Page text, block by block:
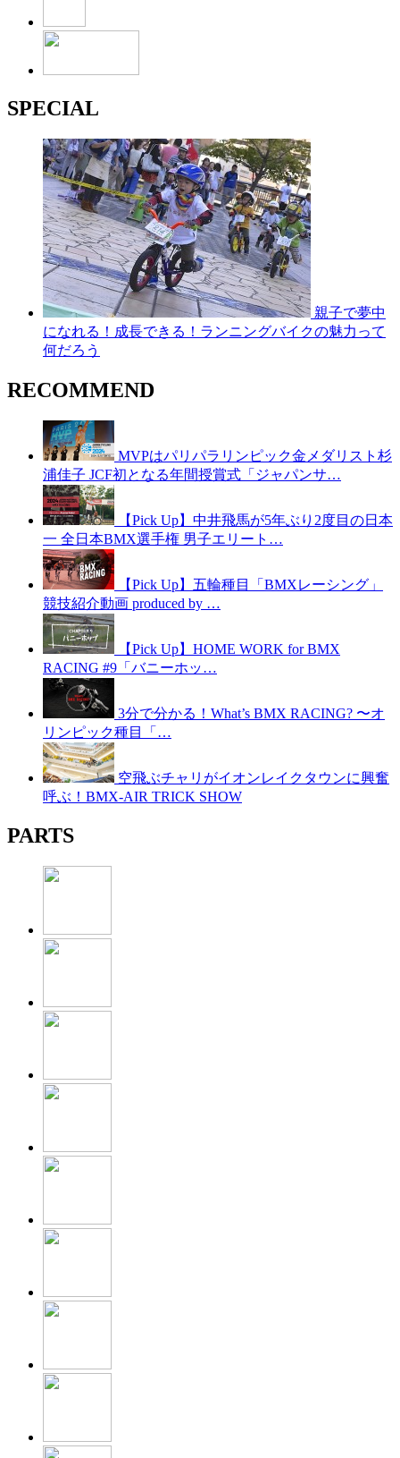
SPECIAL
親子で夢中
になれる！成長できる！ランニングバイクの魅力って
何だろう
RECOMMEND
MVPはパリパラリンピック金メダリスト杉
浦佳子 JCF初となる年間授賞式「ジャパンサ…
【Pick Up】中井飛馬が5年ぶり2度目の日本
一 全日本BMX選手権 男子エリート…
【Pick Up】五輪種目「BMXレーシング」
競技紹介動画 produced by …
【Pick Up】HOME WORK for BMX
RACING #9「バニーホッ…
3分で分かる！What’s BMX RACING? 〜オ
リンピック種目「…
空飛ぶチャリがイオンレイクタウンに興奮
呼ぶ！BMX-AIR TRICK SHOW
PARTS